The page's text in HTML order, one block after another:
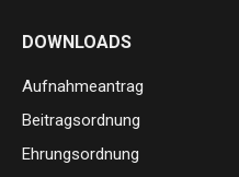
opens
in
opens
in
page
opens
window
DOWNLOADS
Aufnahmeantrag
Beitragsordnung
Ehrungsordnung